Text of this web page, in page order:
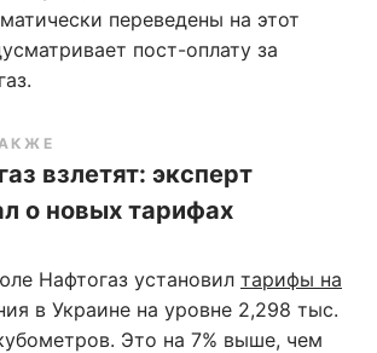
переведены на этот
пост-оплату за
взлетят: эксперт
о новых тарифах
Нафтогаз установил тарифы на
в Украине на уровне 2,298 тыс.
Это на 7% выше, чем